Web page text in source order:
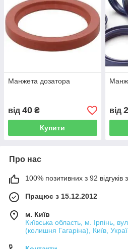
Манжета дозатора
від 40 ₴
Купити
від 2
Про нас
100% позитивних з 92 відгуків
Працює з 15.12.2012
м. Київ
Київська область, м. Ірпінь,
(колишня Гагаріна), Київ,